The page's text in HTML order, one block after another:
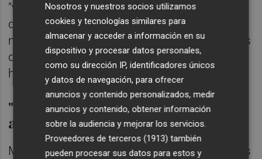
"valores arquitectónicos singularmente
destacables", pero que abogaba por
mantener "las líneas compositivas generales
de la fachada" y "los elementos con valores
históricos".
"Dilaciones injustificadas y
arbitrariedades"
Mientras la protección no se lleva a cabo, los
Nosotros y nuestros socios utilizamos
cookies y tecnologías similares para
almacenar y acceder a información en su
dispositivo y procesar datos personales,
como su dirección IP, identificadores únicos
y datos de navegación, para ofrecer
anuncios y contenido personalizados, medir
anuncios y contenido, obtener información
sobre la audiencia y mejorar los servicios.
Proveedores de terceros (1913) también
pueden procesar sus datos para estos y